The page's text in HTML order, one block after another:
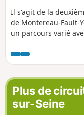
Il s'agit de la
de Montereau-Fault-
un parcours varié
patrimoine
d'être connue.
Plus de
sur-Seine